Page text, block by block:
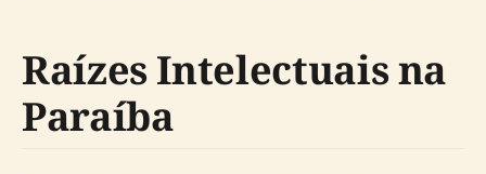
Raízes Intelectuais na
Paraíba